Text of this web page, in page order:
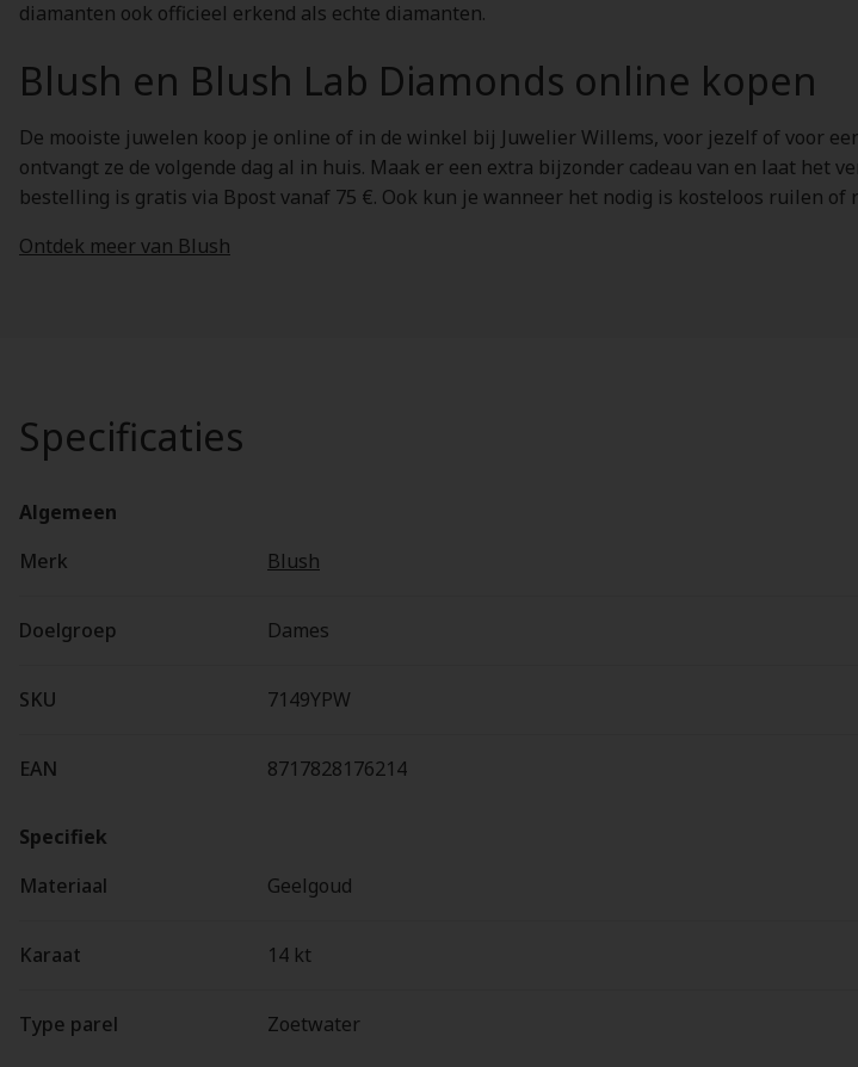
diamanten ook officieel erkend als echte diamanten.
Blush en Blush Lab Diamonds online kopen
De mooiste juwelen koop je online of in de winkel bij Juwelier Willems, voor jezelf of voor
ontvangt ze de volgende dag al in huis. Maak er een extra bijzonder cadeau van en laat het
bestelling is gratis via Bpost vanaf 75 €. Ook kun je wanneer het nodig is kosteloos ruilen
Ontdek meer van Blush
Specificaties
Algemeen
Merk
Blush
Doelgroep Dames
SKU 7149YPW
EAN 8717828176214
Specifiek
Materiaal
Geelgoud
Karaat 14 kt
Type parel Zoetwater